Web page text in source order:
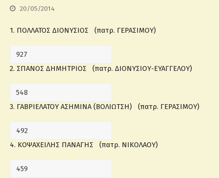
20/05/2014
1. ΠΟΛΛΑΤΟΣ ΔΙΟΝΥΣΙΟΣ (πατρ. ΓΕΡΑΣΙΜΟΥ)
2. ΣΠΑΝΟΣ ΔΗΜΗΤΡΙΟΣ (πατρ. ΔΙΟΝΥΣΙΟΥ-ΕΥΑΓΓΕΛΟΥ)
3. ΓΑΒΡΙΕΛΑΤΟΥ ΑΣΗΜΙΝΑ (ΒΟΛΙΩΤΣΗ) (πατρ. ΓΕΡΑΣΙΜΟΥ)
4. ΚΟΨΑΧΕΙΛΗΣ ΠΑΝΑΓΗΣ (πατρ. ΝΙΚΟΛΑΟΥ)